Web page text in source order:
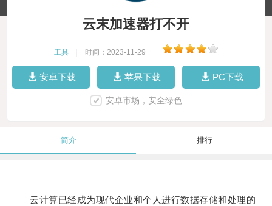
云末加速器打不开
工具 时间：2023-11-29
安卓下载 苹果下载 PC下载
安卓市场，安全绿色
简介 排行
云计算已经成为现代企业和个人进行数据存储和处理的